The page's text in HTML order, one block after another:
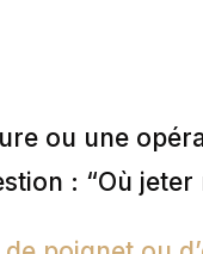
ou une
: “Où